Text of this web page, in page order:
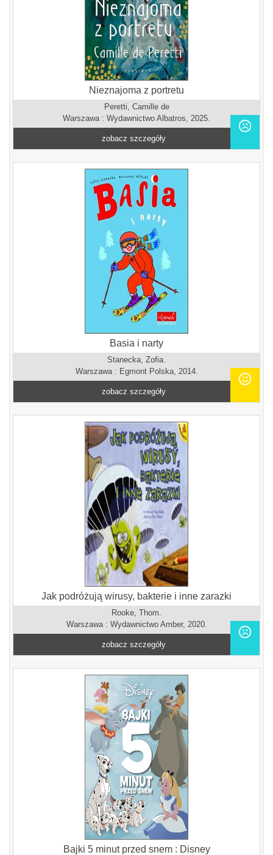
Nieznajoma z portretu
Peretti, Camille de
Warszawa : Wydawnictwo Albatros, 2025.
zobacz szczegóły
Basia i narty
Stanecka, Zofia.
Warszawa : Egmont Polska, 2014.
zobacz szczegóły
Jak podróżują wirusy, bakterie i inne zarazki
Rooke, Thom.
Warszawa : Wydawnictwo Amber, 2020.
zobacz szczegóły
Bajki 5 minut przed snem : Disney